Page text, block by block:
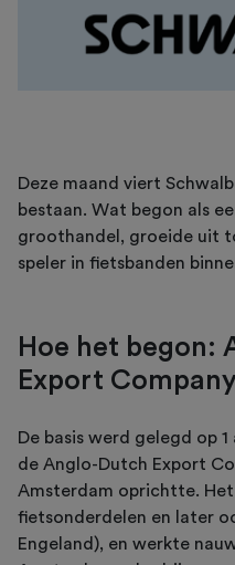
Deze maand viert
bestaan. Wat begon als
groothandel, groeide uit
speler in fietsbanden
Hoe het begon:
Export
De basis werd gelegd op
de Anglo-Dutch Export
Amsterdam oprichtte.
fietsonderdelen en later
Engeland), en werkte